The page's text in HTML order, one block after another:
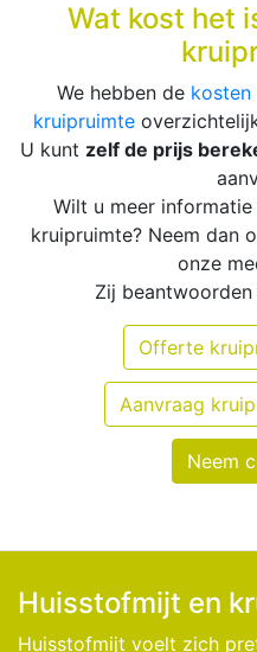
Wat kost het
We hebben de kosten
kruipruimte
U kunt zelf de prijs
Wilt u meer
kruipruimte? Neem dan
onze
Zij
Offerte
Aanvraag
Neem
Huisstofmijt en
Huisstofmijt voelt zich